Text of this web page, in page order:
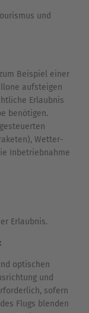
und
Beispiel einer
aufsteigen
Erlaubnis
benötigen.
Wetter-
Inbetriebnahme
Erlaubnis.
optischen
und
sofern
Flugs blenden